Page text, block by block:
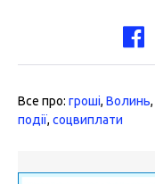
Все про: гроші, Волинь,
події, соцвиплати